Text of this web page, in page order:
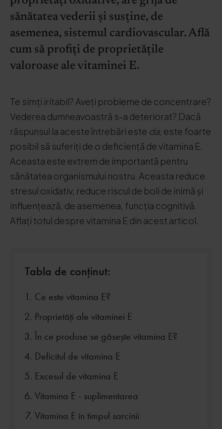
sănătatea vederii și susține, de
asemenea, sistemul cardiovascular. Află
cum să profiți de proprietățile
valoroase ale vitaminei E.
Te simți iritabil? Aveți probleme de concentrare?
Vederea dumneavoastră s-a deteriorat? Dacă
răspunsul la aceste întrebări este da, este foarte
posibil să suferiți de o deficiență de vitamina E.
Aceasta este extrem de importantă pentru
sănătatea organismului nostru. Aceasta reduce
stresul oxidativ, reduce riscul de boli de inimă și
influențează, de asemenea, funcția cognitivă.
Aflați totul despre vitamina E din acest articol.
Tabla de conținut:
Ce este vitamina E?
Proprietăți ale vitaminei E
În ce produse se găsește vitamina E?
Deficitul de vitamina E
Excesul de vitamina E
Vitamina E - suplimentarea
Vitamina E în timpul sarcinii